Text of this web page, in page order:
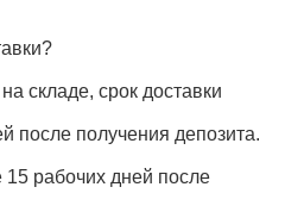
складе, срок доставки
после получения депозита.
15 рабочих дней после